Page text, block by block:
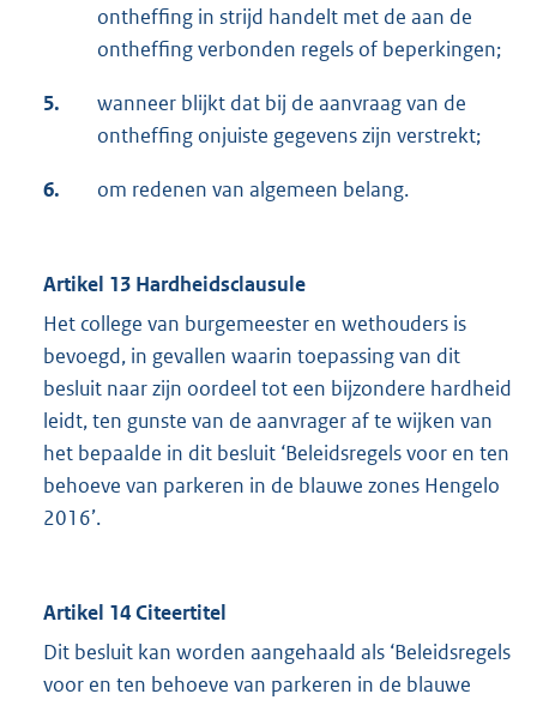
ontheffing in strijd handelt met de aan de
ontheffing verbonden regels of beperkingen;
5.
wanneer blijkt dat bij de aanvraag van de
ontheffing onjuiste gegevens zijn verstrekt;
6. om redenen van algemeen belang.
Artikel 13 Hardheidsclausule
Het college van burgemeester en wethouders is
bevoegd, in gevallen waarin toepassing van dit
besluit naar zijn oordeel tot een bijzondere hardheid
leidt, ten gunste van de aanvrager af te wijken van
het bepaalde in dit besluit ‘Beleidsregels voor en ten
behoeve van parkeren in de blauwe zones Hengelo
2016’.
Artikel 14 Citeertitel
Dit besluit kan worden aangehaald als ‘Beleidsregels
voor en ten behoeve van parkeren in de blauwe